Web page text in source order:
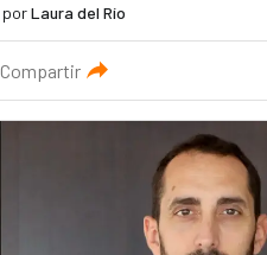
porLaura del Río
Compartir